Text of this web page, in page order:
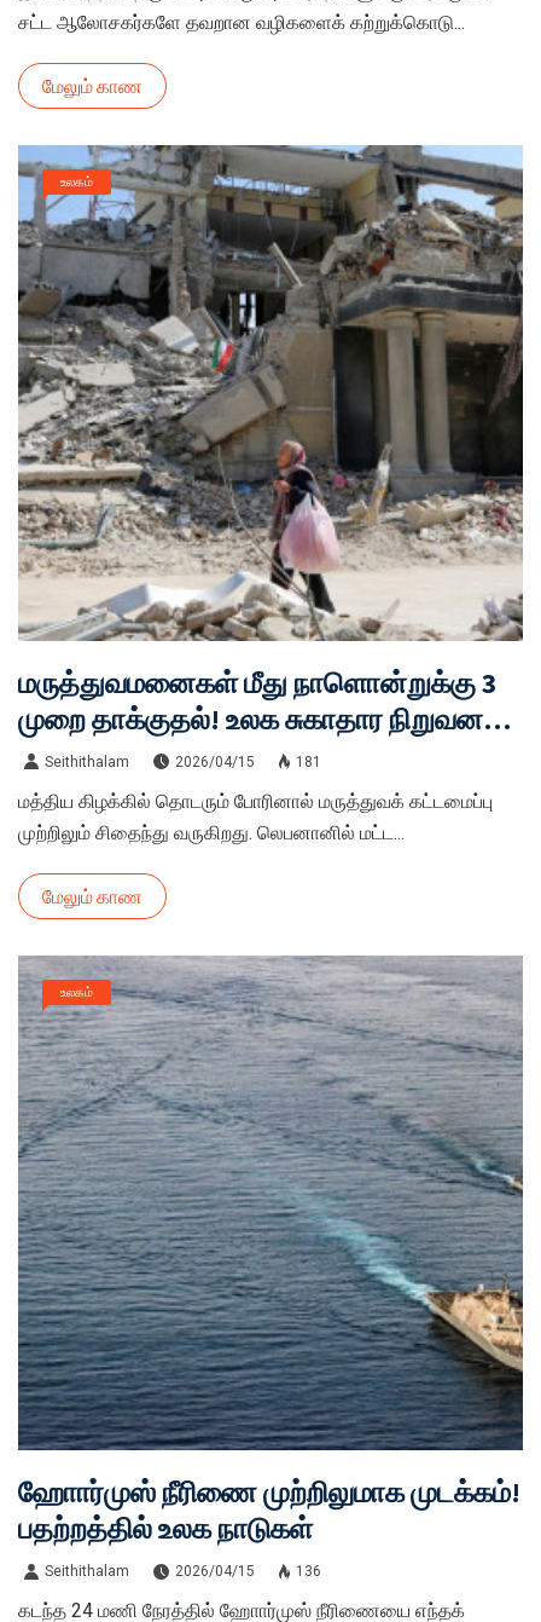
சட்ட ஆலோசகர்களே தவறான வழிகளைக் கற்றுக்கொடு...
மேலும் காண
உலகம்
மருத்துவமனைகள் மீது நாளொன்றுக்கு 3
முறை தாக்குதல்! உலக சுகாதார நிறுவனம்
கதறல்!!
Seithithalam 2026/04/15 181
மத்திய கிழக்கில் தொடரும் போரினால் மருத்துவக் கட்டமைப்பு
முற்றிலும் சிதைந்து வருகிறது. லெபனானில் மட்ட...
மேலும் காண
உலகம்
ஹோார்முஸ் நீரிணை முற்றிலுமாக முடக்கம்!
பதற்றத்தில் உலக நாடுகள்
Seithithalam 2026/04/15 136
கடந்த 24 மணி நேரத்தில் ஹோார்முஸ் நீரிணையை எந்தக்